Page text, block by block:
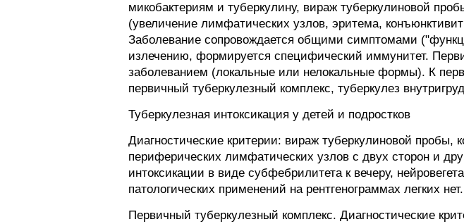
микобактериям и туберкулину, вираж туберкулиновой
(увеличение лимфатических узлов, эритема,
Заболевание сопровождается общими симптомами
излечению, формируется специфический иммунитет.
заболеванием (локальные или нелокальные формы). К
первичный туберкулезный комплекс, туберкулез
Туберкулезная интоксикация у детей и подростков
Диагностические критерии: вираж туберкулиновой пробы,
периферических лимфатических узлов с двух сторон и
интоксикации в виде субфебрилитета к вечеру,
патологических применений на рентгенограммах легких нет.
Первичный туберкулезный комплекс. Диагностические